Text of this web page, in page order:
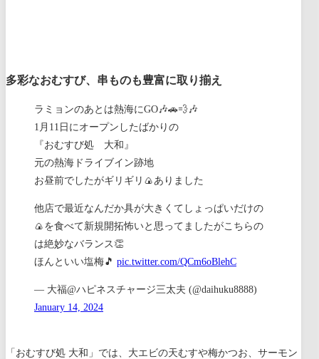
多彩なおむすび、串ものも豊富に取り揃え
ラミョンのあとは熱海にGO🎶🚗💨🎶
1月11日にオープンしたばかりの
『おむすび処 大和』
元の熱海ドライブイン跡地
お昼前でしたがギリギリ🍙ありました
他店で最近なんだか具が大きくてしょっぱいだけの
🍙を食べて新規開拓怖いと思ってましたがこちらの
は絶妙なバランス👏
ほんといい塩梅🎵 pic.twitter.com/QCm6oBlehC
— 大福@ハピネスチャージ三太夫 (@daihuku8888)
January 14, 2024
「おむすび処 大和」では、大エビの天むすや梅かつお、サーモン